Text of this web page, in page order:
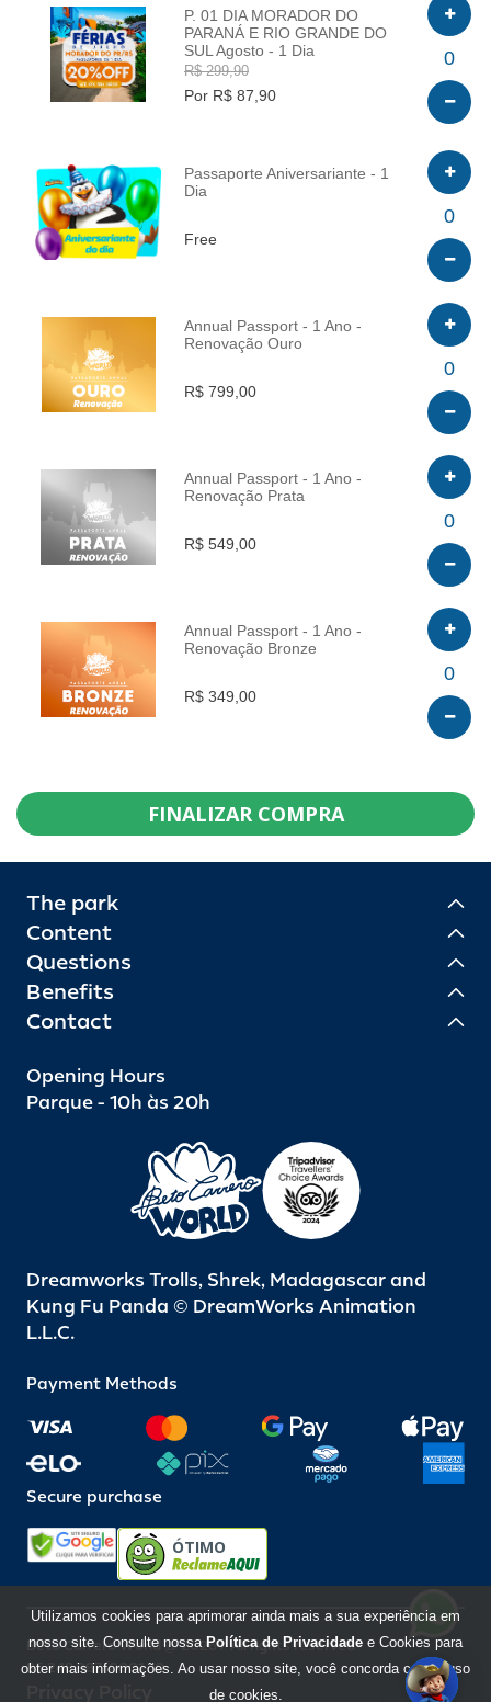
INFO
P. 01 DIA MORADOR DO
PARANÁ E RIO GRANDE DO
SUL Agosto - 1 Dia
R$ 299,90
Por R$ 87,90
0
INFO
Passaporte Aniversariante - 1
Dia
Free
0
INFO
Annual Passport - 1 Ano -
Renovação Ouro
R$ 799,00
0
INFO
Annual Passport - 1 Ano -
Renovação Prata
R$ 549,00
0
INFO
Annual Passport - 1 Ano -
Renovação Bronze
R$ 349,00
0
FINALIZAR COMPRA
The park
Content
Questions
Benefits
Contact
Opening Hours
Parque - 10h às 20h
Dreamworks Trolls, Shrek, Madagascar and
Kung Fu Panda © DreamWorks Animation
L.L.C.
Payment Methods
Secure purchase
ÓTIMO
Beto Carrero World @ 2026 / All rights reserved
85.248.987/0001-10
Utilizamos cookies para aprimorar ainda mais a sua experiência em
nosso site. Consulte nossa Política de Privacidade e Cookies para
obter mais informações. Ao usar nosso site, você concorda com o uso
de cookies.